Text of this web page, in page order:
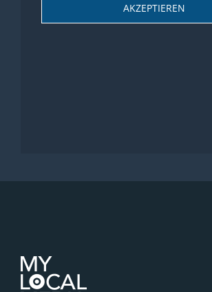
AKZEPTIEREN